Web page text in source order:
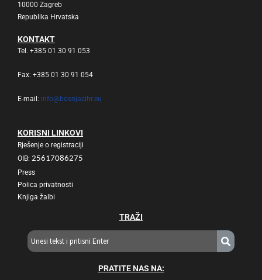
10000 Zagreb
Republika Hrvatska
KONTAKT
Tel. +385 01 30 91 053
Fax: +385 01 30 91 054
E-mail: info@bosnjacihr.eu
KORISNI LINKOVI
Rješenje o registraciji
OIB: 25617086275
Press
Polica privatnosti
Knjiga žalbi
TRAŽI
PRATITE NAS NA: